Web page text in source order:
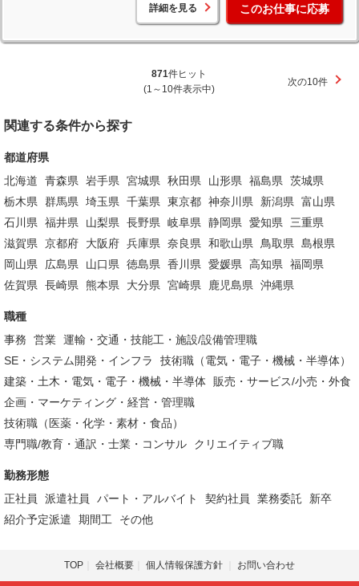
詳細を見る このお仕事に応募
871件ヒット
(1～10件表示中)
次の10件
関連する条件から探す
都道府県
北海道
青森県 岩手県 宮城県 秋田県 山形県 福島県
茨城県
栃木県
群馬県 埼玉県 千葉県 東京都 神奈川県 新潟県
富山県
石川県
福井県 山梨県 長野県 岐阜県 静岡県 愛知県
三重県
滋賀県
京都府 大阪府 兵庫県 奈良県 和歌山県 鳥取県
島根県
岡山県
広島県 山口県 徳島県 香川県 愛媛県 高知県
福岡県
佐賀県
長崎県 熊本県 大分県 宮崎県 鹿児島県 沖縄県
職種
事務
営業 運輸・交通・技能工・施設/設備管理職
SE・システム開発・インフラ
技術職（電気・電子・機械・半導体）
建築・土木・電気・電子・機械・半導体
販売・サービス/小売・外食
企画・マーケティング・経営・管理職
技術職（医薬・化学・素材・食品）
専門職/教育・通訳・士業・コンサル
クリエイティブ職
勤務形態
正社員
派遣社員 パート・アルバイト 契約社員 業務委託
新卒
紹介予定派遣
期間工 その他
TOP 会社概要 個人情報保護方針 お問い合わせ